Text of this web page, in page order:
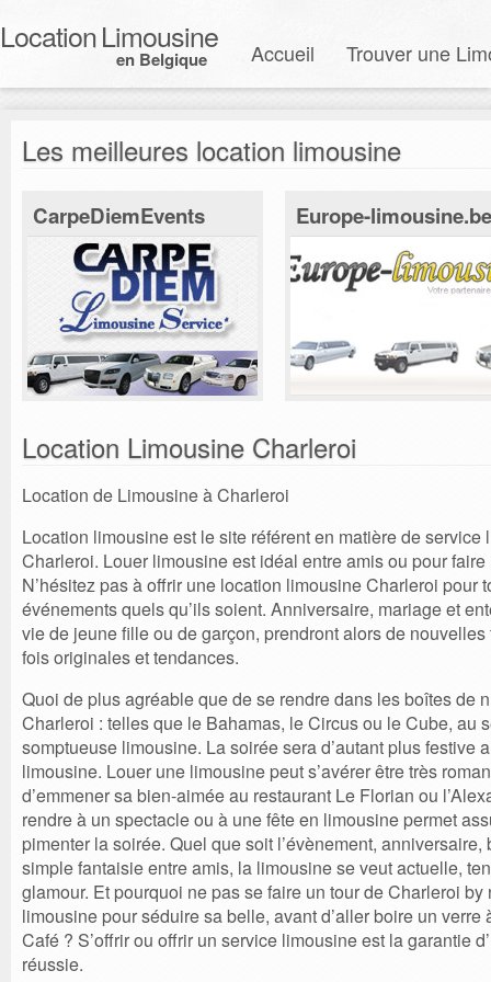
LocationLimousine
en Belgique Accueil Trouver une
Les meilleures location limousine
CarpeDiemEvents Europe-limousine.be
Location Limousine Charleroi
Location de Limousine à Charleroi
Location limousine est le site référent en matière de service
Charleroi. Louer limousine est idéal entre amis ou pour
N’hésitez pas à offrir une location limousine Charleroi pour
événements quels qu’ils soient. Anniversaire, mariage et
vie de jeune fille ou de garçon, prendront alors de nouvelles
fois originales et tendances.
Quoi de plus agréable que de se rendre dans les boîtes de
Charleroi : telles que le Bahamas, le Circus ou le Cube, au
somptueuse limousine. La soirée sera d’autant plus festive
limousine. Louer une limousine peut s’avérer être très
d’emmener sa bien-aimée au restaurant Le Florian ou
rendre à un spectacle ou à une fête en limousine permet
pimenter la soirée. Quel que soit l’évènement, anniversaire,
simple fantaisie entre amis, la limousine se veut actuelle,
glamour. Et pourquoi ne pas se faire un tour de Charleroi by
limousine pour séduire sa belle, avant d’aller boire un verre
Café ? S’offrir ou offrir un service limousine est la garantie
réussie.